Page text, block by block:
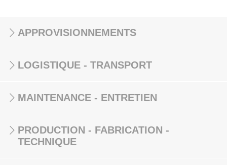
APPROVISIONNEMENTS
LOGISTIQUE - TRANSPORT
MAINTENANCE - ENTRETIEN
PRODUCTION - FABRICATION -
TECHNIQUE